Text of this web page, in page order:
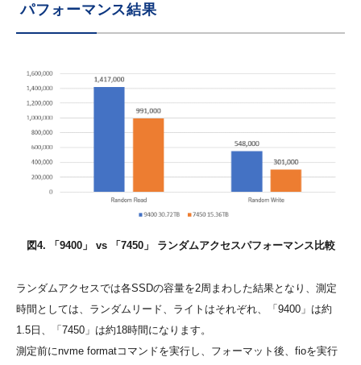
パフォーマンス結果
図4. 「9400」 vs 「7450」 ランダムアクセスパフォーマンス比較
ランダムアクセスでは各SSDの容量を2周まわした結果となり、測定
時間としては、ランダムリード、ライトはそれぞれ、「9400」は約
1.5日、「7450」は約18時間になります。
測定前にnvme formatコマンドを実行し、フォーマット後、fioを実行